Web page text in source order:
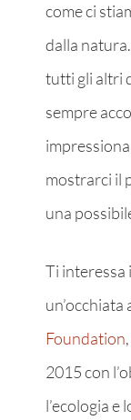
come ci
dalla
tutti gli altri
sempre
mostrarci il
una
Ti interessa
un’occhiata
Foundation
2015 con
l’ecologia e